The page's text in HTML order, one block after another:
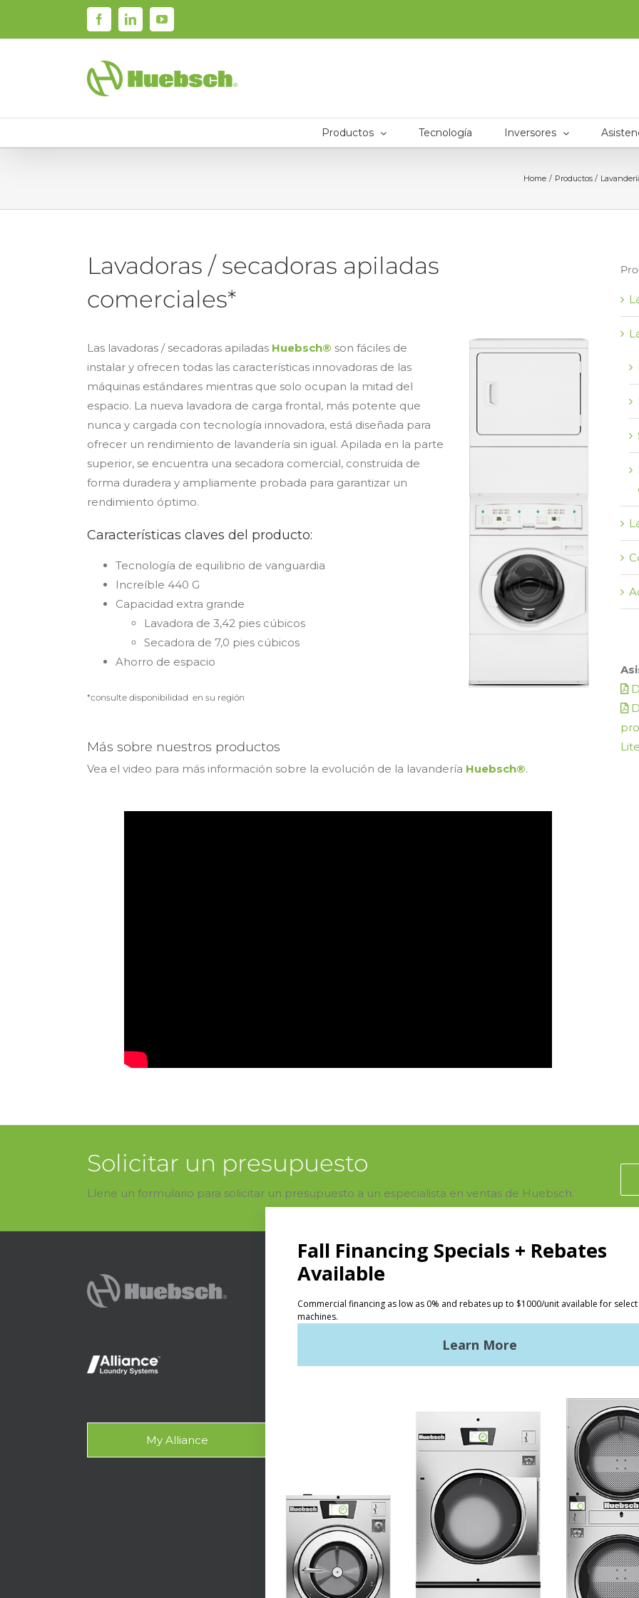
FacebookLinkedInYouTube
Productos Tecnología Inversores
Home Productos
Lavadoras / secadoras apiladas
comerciales*
Las lavadoras / secadoras apiladas Huebsch® son fáciles de
instalar y ofrecen todas las características innovadoras de las
máquinas estándares mientras que solo ocupan la mitad del
espacio. La nueva lavadora de carga frontal, más potente que
nunca y cargada con tecnología innovadora, está diseñada para
ofrecer un rendimiento de lavandería sin igual. Apilada en la parte
superior, se encuentra una secadora comercial, construida de
forma duradera y ampliamente probada para garantizar un
rendimiento óptimo.
Características claves del producto:
Tecnología de equilibrio de vanguardia
Increíble 440 G
Capacidad extra grande
Lavadora de 3,42 pies cúbicos
Secadora de 7,0 pies cúbicos
Ahorro de espacio
*consulte disponibilidad en su región
Más sobre nuestros productos
Vea el video para más información sobre la evolución de la lavandería Huebsch®.
Solicitar un presupuesto
Llene un formulario para solicitar un presupuesto a un especialista en ventas de Huebsch.
My Alliance
Productos
Lavandería comercial
Lavandería comercial ligera
Asistencia técnica
Documentación técnica
Diseño de la lavandería
Primeros pasos
Servicio clásico